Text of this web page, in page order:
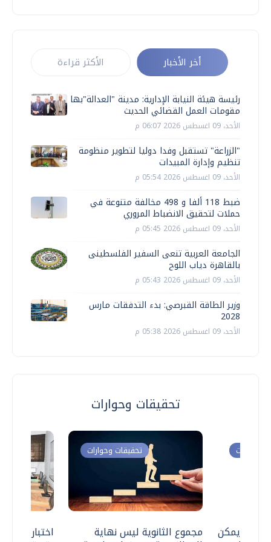
أخر الأخبار الأكثر قراءة
رئيسة هيئة النيابة الإدارية: مدينة "العدالة"بها
مقومات العمل القضائي الحديث
الأحد، 09 اغسطس 2026 06:07 م
"الزراعة" تستقبل وفدا دوليا لتطوير منظومة
تنظيم وإدارة المبيدات
الأحد، 09 اغسطس 2026 05:54 م
ضبط 118 ألفا و 498 مخالفة متنوعة في
حملات لتحقيق الانضباط المروري
الأحد، 09 اغسطس 2026 05:45 م
الجامعة العربية تنعى السفير الفلسطينى
بالقاهرة دياب اللوح
الأحد، 09 اغسطس 2026 05:43 م
وزير الطاقة القبرصي: بدء التدفقات مارس
2028
الأحد، 09 اغسطس 2026 05:38 م
تحقيقات وحوارات
اختبارات
تحقيقات وحوارات
مجموع الثانوية ليس نهاية
وحوارات
.. هل يمكن